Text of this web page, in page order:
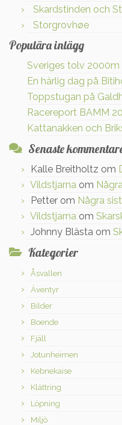
Skardstinden och
Storgrovhøe
Populära inlägg
Sveriges tolv
En härlig dag på
Toppstugan på
Racereport BAMM
Kattanakken och
Senaste
Kalle Breitholtz om
Vildstjarna om
Petter om Några
Vildstjarna om
Johnny Blästa om
Kategorier
Åsvallen
Äventyr
Bilder
Boende
Fjäll
Jotunheimen
Kebnekaise
Klättring
Löpning
Miljö